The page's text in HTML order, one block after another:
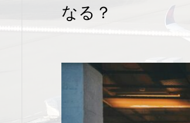
なる？